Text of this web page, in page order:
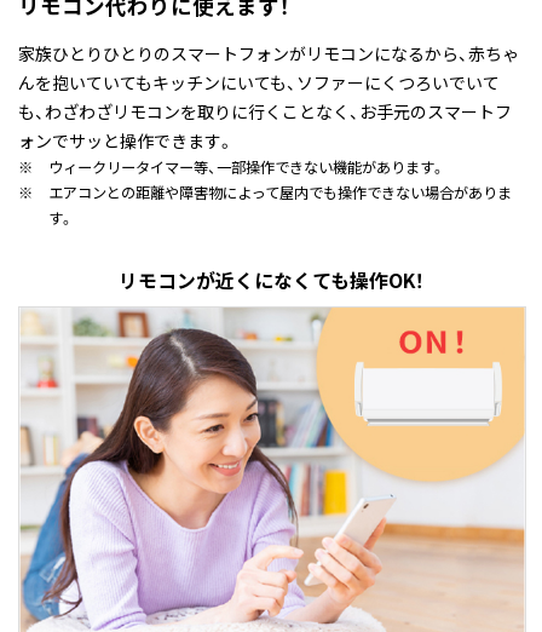
家族ひとりひとりのスマートフォンがリモコンになるから、赤ちゃ
んを抱いていてもキッチンにいても、ソファーにくつろいでいて
も、わざわざリモコンを取りに行くことなく、お手元のスマートフ
ォンでサッと操作できます。
※
ウィークリータイマー等、一部操作できない機能があります。
※
エアコンとの距離や障害物によって屋内でも操作できない場合がありま
す。
リモコンが近くになくても操作OK！